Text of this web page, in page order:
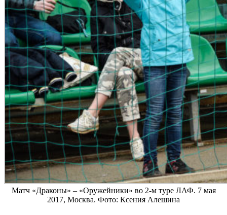
Матч «Драконы» – «Оружейники» во 2-м туре ЛАФ. 7 мая
2017, Москва. Фото: Ксения Алешина